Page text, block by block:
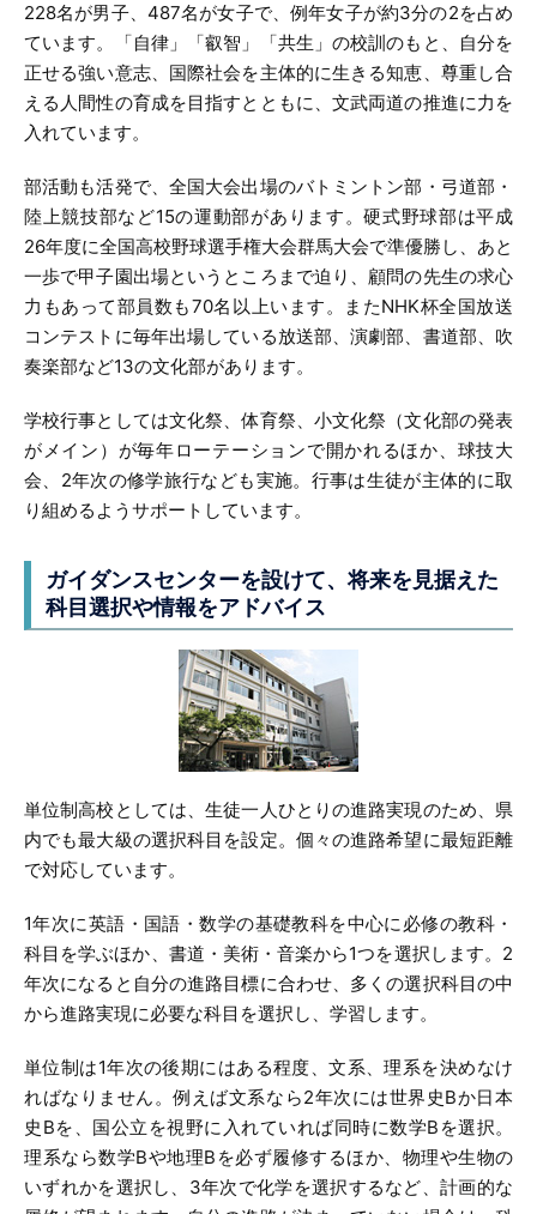
228名が男子、487名が女子で、例年女子が約3分の2を占め
ています。「自律」「叡智」「共生」の校訓のもと、自分を
正せる強い意志、国際社会を主体的に生きる知恵、尊重し合
える人間性の育成を目指すとともに、文武両道の推進に力を
入れています。
部活動も活発で、全国大会出場のバトミントン部・弓道部・
陸上競技部など15の運動部があります。硬式野球部は平成
26年度に全国高校野球選手権大会群馬大会で準優勝し、あと
一歩で甲子園出場というところまで迫り、顧問の先生の求心
力もあって部員数も70名以上います。またNHK杯全国放送
コンテストに毎年出場している放送部、演劇部、書道部、吹
奏楽部など13の文化部があります。
学校行事としては文化祭、体育祭、小文化祭（文化部の発表
がメイン）が毎年ローテーションで開かれるほか、球技大
会、2年次の修学旅行なども実施。行事は生徒が主体的に取
り組めるようサポートしています。
ガイダンスセンターを設けて、将来を見据えた
科目選択や情報をアドバイス
単位制高校としては、生徒一人ひとりの進路実現のため、県
内でも最大級の選択科目を設定。個々の進路希望に最短距離
で対応しています。
1年次に英語・国語・数学の基礎教科を中心に必修の教科・
科目を学ぶほか、書道・美術・音楽から1つを選択します。2
年次になると自分の進路目標に合わせ、多くの選択科目の中
から進路実現に必要な科目を選択し、学習します。
単位制は1年次の後期にはある程度、文系、理系を決めなけ
ればなりません。例えば文系なら2年次には世界史Bか日本
史Bを、国公立を視野に入れていれば同時に数学Bを選択。
理系なら数学Bや地理Bを必ず履修するほか、物理や生物の
いずれかを選択し、3年次で化学を選択するなど、計画的な